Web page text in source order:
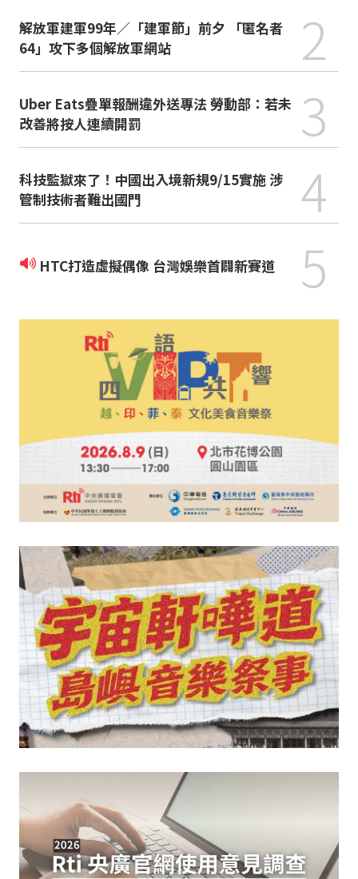
解放軍建軍99年／「建軍節」前夕 「匿名者
64」攻下多個解放軍網站
2
Uber Eats疊單報酬違外送專法 勞動部：若未
改善將按人連續開罰
3
科技監獄來了！中國出入境新規9/15實施 涉
管制技術者難出國門
4
HTC打造虛擬偶像 台灣娛樂首闢新賽道 5